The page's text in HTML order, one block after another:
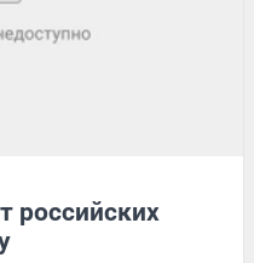
российских